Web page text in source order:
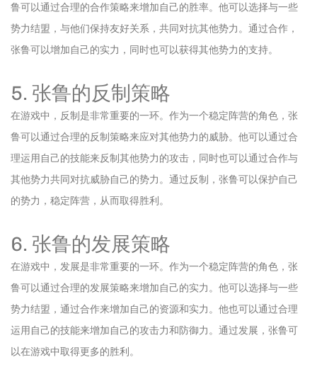
鲁可以通过合理的合作策略来增加自己的胜率。他可以选择与一些
势力结盟，与他们保持友好关系，共同对抗其他势力。通过合作，
张鲁可以增加自己的实力，同时也可以获得其他势力的支持。
5. 张鲁的反制策略
在游戏中，反制是非常重要的一环。作为一个稳定阵营的角色，张
鲁可以通过合理的反制策略来应对其他势力的威胁。他可以通过合
理运用自己的技能来反制其他势力的攻击，同时也可以通过合作与
其他势力共同对抗威胁自己的势力。通过反制，张鲁可以保护自己
的势力，稳定阵营，从而取得胜利。
6. 张鲁的发展策略
在游戏中，发展是非常重要的一环。作为一个稳定阵营的角色，张
鲁可以通过合理的发展策略来增加自己的实力。他可以选择与一些
势力结盟，通过合作来增加自己的资源和实力。他也可以通过合理
运用自己的技能来增加自己的攻击力和防御力。通过发展，张鲁可
以在游戏中取得更多的胜利。